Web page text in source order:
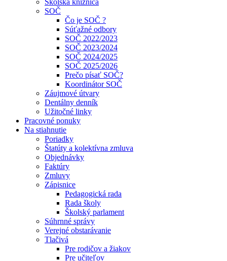
Školská knižnica
SOČ
Čo je SOČ ?
Súťažné odbory
SOČ 2022/2023
SOČ 2023/2024
SOČ 2024/2025
SOČ 2025/2026
Prečo písať SOČ?
Koordinátor SOČ
Záujmové útvary
Dentálny denník
Užitočné linky
Pracovné ponuky
Na stiahnutie
Poriadky
Štatúty a kolektívna zmluva
Objednávky
Faktúry
Zmluvy
Zápisnice
Pedagogická rada
Rada školy
Školský parlament
Súhrnné správy
Verejné obstarávanie
Tlačivá
Pre rodičov a žiakov
Pre učiteľov